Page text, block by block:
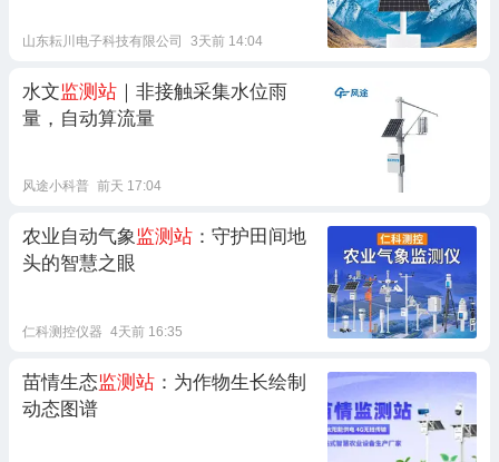
山东耘川电子科技有限公司 3天前 14:04
水文监测站 ｜非接触采集水位雨
量，自动算流量
风途小科普 前天 17:04
农业自动气象监测站 ：守护田间地
头的智慧之眼
仁科测控仪器 4天前 16:35
苗情生态监测站 ：为作物生长绘制
动态图谱